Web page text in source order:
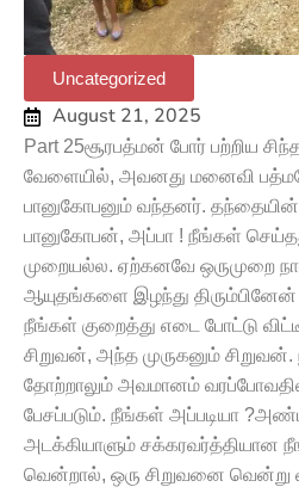
Uncategorized
August 21, 2025
Part 25சூரபத்மன் போர் பற்றிய
வேளையில், அவனது மனைவி
பானுகோபனும் வந்தனர்.
பானுகோபன், அப்பா ! நீங்கள்
முறையல்ல. ஏற்கனவே ஒருமுறை
ஆயுதங்களை இழந்து
நீங்கள் குறைத்து எடை போட்டு
சிறுவன், அந்த முருகனும் சிறுவன்.
தோற்றாலும் அவமானம்
பேசப்படும். நீங்கள் அப்படியா
அடக்கியாளும் சக்கரவர்த்தியான
வென்றால், ஒரு சிறுவனை வென்று